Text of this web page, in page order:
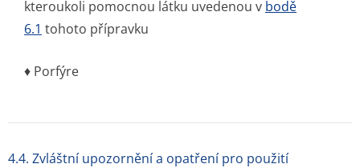
kteroukoli pomocnou látku uvedenou v bodě
6.1 tohoto přípravku
♦ Porfýre
4.4. Zvláštní upozornění a opatření pro použití